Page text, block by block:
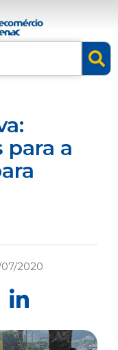
a
2020